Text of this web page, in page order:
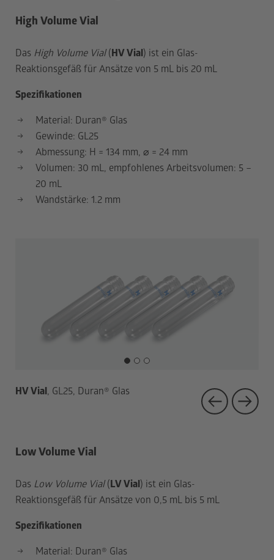
High Volume Vial
Das High Volume Vial(HV Vial) ist ein Glas-
Reaktionsgefäß für Ansätze von 5 mL bis 20 mL
Spezifikationen
Material: Duran® Glas
Gewinde: GL25
Abmessung: H = 134 mm, ⌀ = 24 mm
Volumen: 30 mL, empfohlenes Arbeitsvolumen: 5 –
20 mL
Wandstärke: 1.2 mm
HV Vial, GL25, Duran® Glas
Low Volume Vial
Das Low Volume Vial(LV Vial) ist ein Glas-
Reaktionsgefäß für Ansätze von 0,5 mL bis 5 mL
Spezifikationen
Material: Duran® Glas